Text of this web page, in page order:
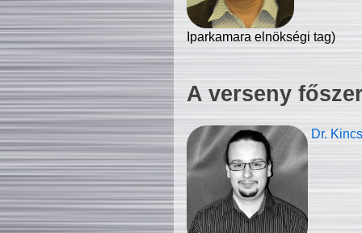
Iparkamara elnökségi tag)
A verseny
Dr.